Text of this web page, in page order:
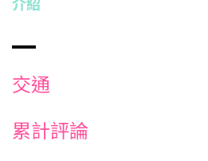
交通
累計評論